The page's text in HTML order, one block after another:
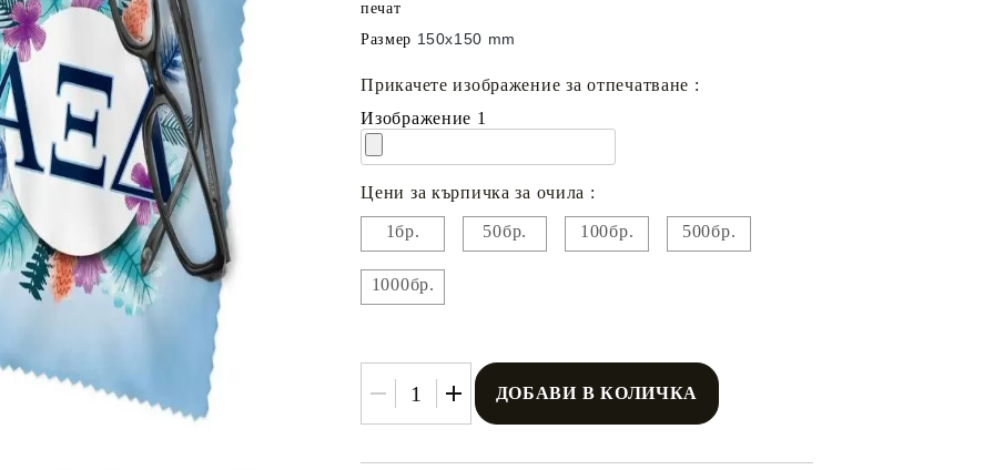
печат
Размер 150х150 mm
Прикачете изображение за отпечатване :
Изображение 1
Цени за кърпичка за очила :
1бр. 50бр. 100бр. 500бр.
1000бр.